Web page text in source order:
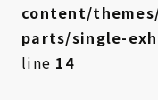
content/
parts/single-
line 14